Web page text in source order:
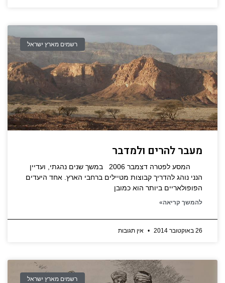
רשמים מארץ ישראל
מעבר להרים ולמדבר
המסע לפטרה דצמבר 2006 במשך שנים נהגתי, ועדיין
הנני נוהג להדריך קבוצות מטיילים ברחבי הארץ. אחד היעדים
הפופולאריים ביותר הוא כמובן
להמשך קריאה»
26 באוקטובר 2014 אין תגובות
רשמים מארץ ישראל